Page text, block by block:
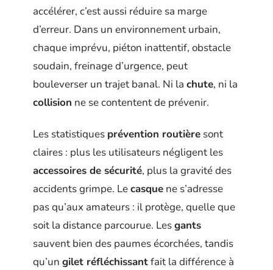
accélérer, c’est aussi réduire sa marge
d’erreur. Dans un environnement urbain,
chaque imprévu, piéton inattentif, obstacle
soudain, freinage d’urgence, peut
bouleverser un trajet banal. Ni la chute, ni la
collision ne se contentent de prévenir.
Les statistiques prévention routière sont
claires : plus les utilisateurs négligent les
accessoires de sécurité, plus la gravité des
accidents grimpe. Lecasque ne s’adresse
pas qu’aux amateurs : il protège, quelle que
soit la distance parcourue. Lesgants
sauvent bien des paumes écorchées, tandis
qu’un gilet réfléchissantfait la différence à